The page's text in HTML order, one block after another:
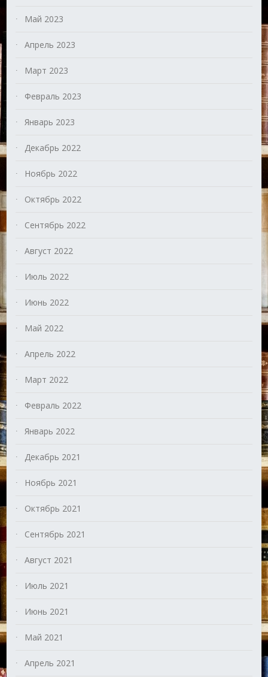
Май 2023
Апрель 2023
Март 2023
Февраль 2023
Январь 2023
Декабрь 2022
Ноябрь 2022
Октябрь 2022
Сентябрь 2022
Август 2022
Июль 2022
Июнь 2022
Май 2022
Апрель 2022
Март 2022
Февраль 2022
Январь 2022
Декабрь 2021
Ноябрь 2021
Октябрь 2021
Сентябрь 2021
Август 2021
Июль 2021
Июнь 2021
Май 2021
Апрель 2021